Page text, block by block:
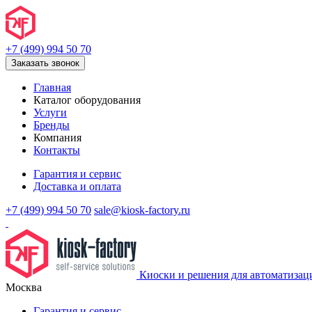
+7 (499) 994 50 70
Заказать звонок
Главная
Каталог оборудования
Услуги
Бренды
Компания
Контакты
Гарантия и сервис
Доставка и оплата
+7 (499) 994 50 70 sale@kiosk-factory.ru
Киоски и решения для
Москва